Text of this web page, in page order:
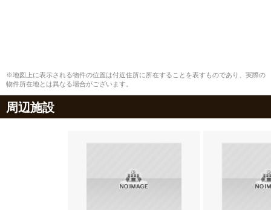
※地図上に表示される物件の位置は付近住所に所在することを表すものであり、実際の
物件所在地とは異なる場合がございます。
周辺施設